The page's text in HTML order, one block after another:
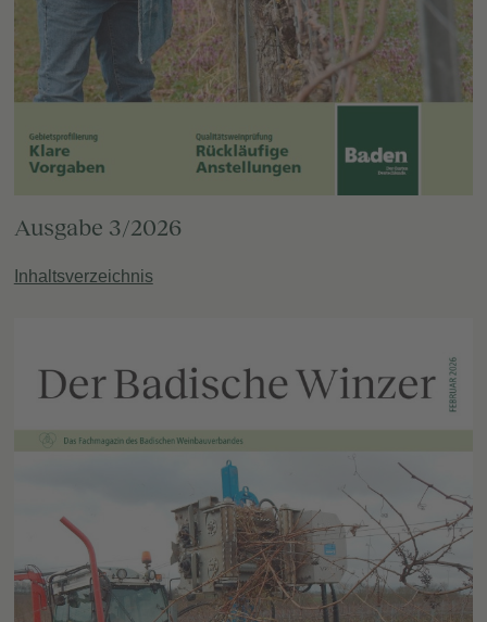
Ausgabe 3/2026
Inhaltsverzeichnis